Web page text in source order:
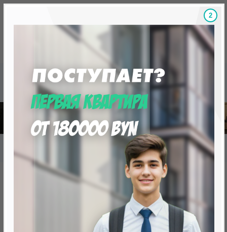
Скидки на новостройки, бонусы
«Минск Мир»
7.12. "Анталья", квартал "Средиземноморский"
7.12. "Анталья", квартал
"Средиземноморский"
1